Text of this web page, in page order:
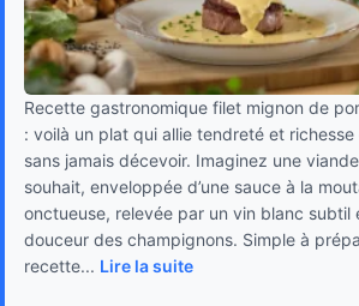
Recette gastronomique filet mignon de
: voilà un plat qui allie tendreté et
sans jamais décevoir. Imaginez une
souhait, enveloppée d’une sauce à la
onctueuse, relevée par un vin blanc subtil
douceur des champignons. Simple à
recette... Lire la suite